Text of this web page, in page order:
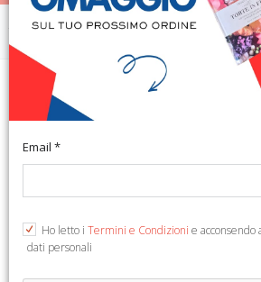
Rivista di storia
Luglio-Dicembre 2011
Finanziaria. 27. 11).
Email *
Ho letto i Termini e Condizioni e
dati personali